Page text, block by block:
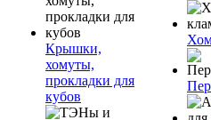
Крышки,
хомуты,
прокладки для
кубов